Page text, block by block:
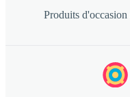
Produits